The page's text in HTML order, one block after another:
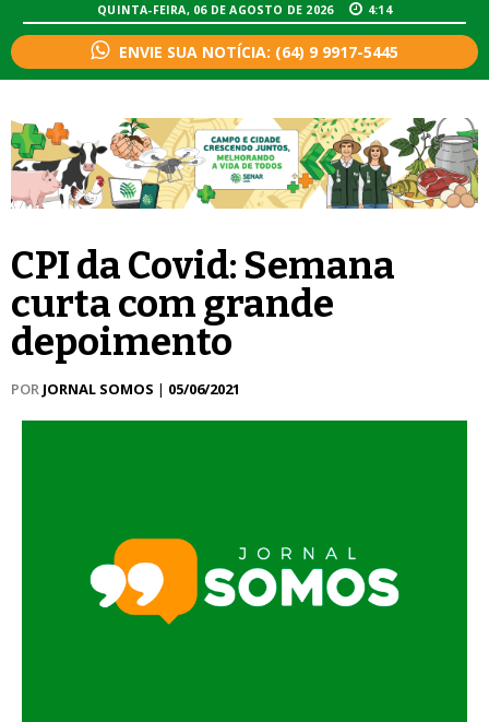
QUINTA-FEIRA, 06 DE AGOSTO DE 2026 4:14
ENVIE SUA NOTÍCIA: (64) 9 9917-5445
CPI da Covid: Semana
curta com grande
depoimento
POR JORNAL SOMOS | 05/06/2021